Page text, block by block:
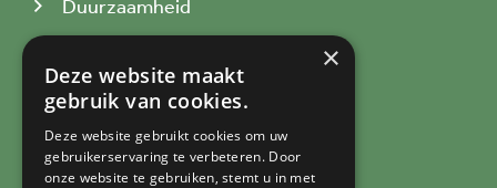
Duurzaamheid
Processen
Werken bij
×
Deze website maakt
gebruik van cookies.
Deze website gebruikt cookies om uw
gebruikerservaring te verbeteren. Door
onze website te gebruiken, stemt u in met